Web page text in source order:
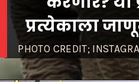
PHOTO CREDIT;
प्रत्येकाला